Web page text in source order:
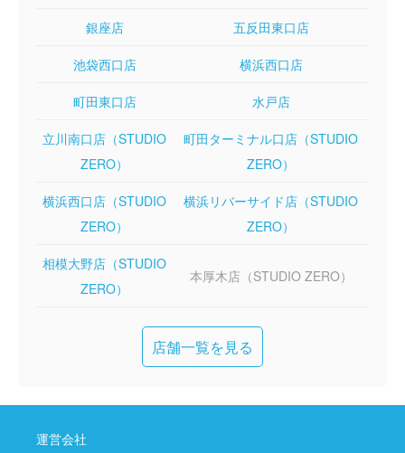
銀座店 五反田東口店
池袋西口店 横浜西口店
町田東口店 水戸店
立川南口店（STUDIO
ZERO）
町田ターミナル口店（STUDIO
ZERO）
横浜西口店（STUDIO
ZERO）
横浜リバーサイド店（STUDIO
ZERO）
相模大野店（STUDIO
ZERO）
本厚木店（STUDIO ZERO）
店舗一覧を見る
運営会社